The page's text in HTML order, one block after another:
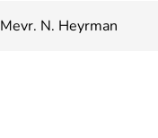
Mevr. N. Heyrman